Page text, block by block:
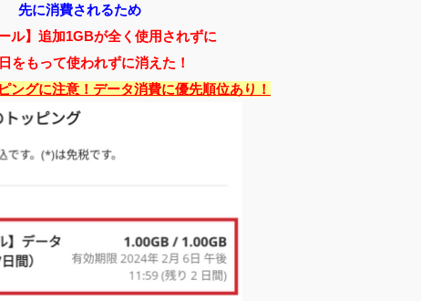
先に消費されるため
ル】追加1GBが全く使用されずに
をもって使われずに消えた！
ングに注意！データ消費に優先順位あり！